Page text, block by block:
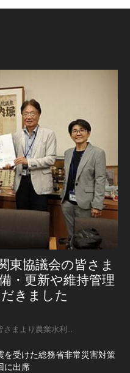
東協議会の皆さま
・更新や維持管理
きました
まより農業水利...
を受けた総務省非常災害対策
に出席